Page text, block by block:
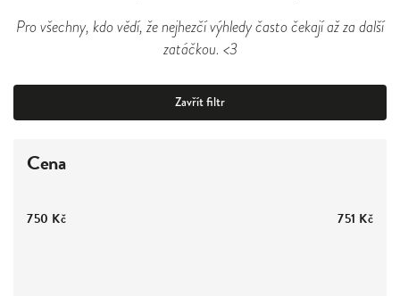
Pro všechny, kdo vědí, že nejhezčí výhledy často čekají až za další
zatáčkou. <3
Zavřít filtr
Cena
750 Kč 751 Kč